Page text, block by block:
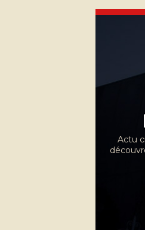
Actu